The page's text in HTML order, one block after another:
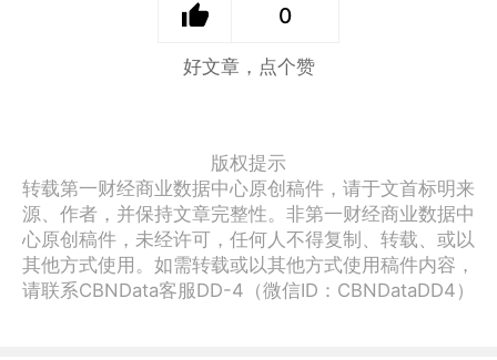
0
好文章，点个赞
版权提示
转载第一财经商业数据中心原创稿件，请于文首标明来
源、作者，并保持文章完整性。非第一财经商业数据中
心原创稿件，未经许可，任何人不得复制、转载、或以
其他方式使用。如需转载或以其他方式使用稿件内容，
请联系CBNData客服DD-4（微信ID：CBNDataDD4）